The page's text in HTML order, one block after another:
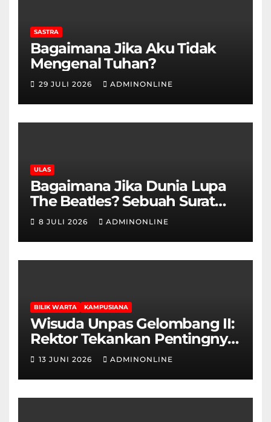
SASTRA
Bagaimana Jika Aku Tidak
Mengenal Tuhan?
29 JULI 2026 ADMINONLINE
ULAS
Bagaimana Jika Dunia Lupa
The Beatles? Sebuah Surat
Cinta dan Kritik
8 JULI 2026 ADMINONLINE
BILIK WARTA KAMPUSIANA
Wisuda Unpas Gelombang II:
Rektor Tekankan Pentingnya
Sertifikasi Keahlian
13 JUNI 2026 ADMINONLINE